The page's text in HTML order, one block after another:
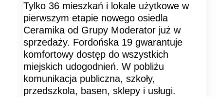
Tylko 36 mieszkań i lokale użytkowe w
pierwszym etapie nowego osiedla
Ceramika od Grupy Moderator już w
sprzedaży. Fordońska 19 gwarantuje
komfortowy dostęp do wszystkich
miejskich udogodnień. W pobliżu
komunikacja publiczna, szkoły,
przedszkola, basen, sklepy i usługi.